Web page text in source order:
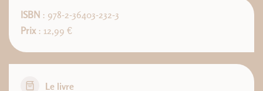
ISBN : 978-2-36403-232-3
Prix: 12,99 €
Le livre